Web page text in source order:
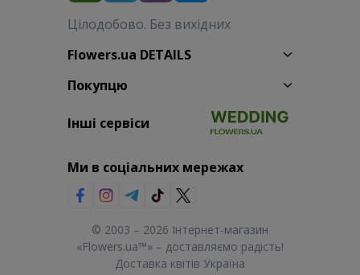
Цілодобово. Без вихідних
Flowers.ua DETAILS
Покупцю
Інші сервіси
Ми в соціальних мережах
© 2003 – 2026 Інтернет-магазин
«Flowers.ua™» – доставляємо радість!
Доставка квітів Україна